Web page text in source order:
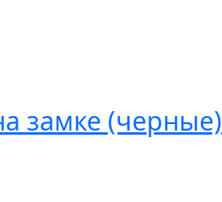
замке (черные)